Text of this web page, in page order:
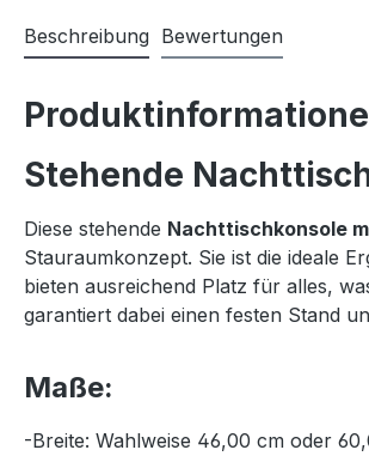
Beschreibung Bewertungen
Stehende
Diese stehende Nachttischkonsole
Stauraumkonzept. Sie ist die ideale
bieten ausreichend Platz für alles,
garantiert dabei einen festen Stand
Maße:
-Breite: Wahlweise 46,00 cm oder